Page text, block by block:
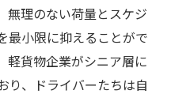
無理のない荷量とスケジ
最小限に抑えることがで
軽貨物企業がシニア層に
り、ドライバーたちは自